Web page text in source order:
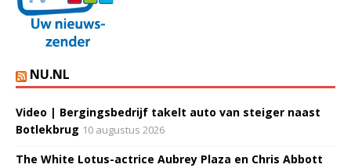
NU.NL
Video | Bergingsbedrijf takelt auto van steiger naast
Botlekbrug 10 augustus 2026
The White Lotus-actrice Aubrey Plaza en Chris Abbott